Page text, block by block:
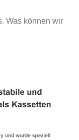
Was können wir